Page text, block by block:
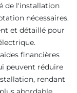
de l'installation
nécessaires.
et détaillé pour
financières
peuvent réduire
rendant